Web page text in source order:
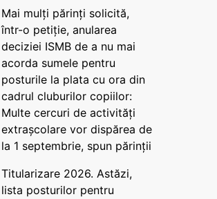
Mai mulți părinți solicită,
într-o petiție, anularea
deciziei ISMB de a nu mai
acorda sumele pentru
posturile la plata cu ora din
cadrul cluburilor copiilor:
Multe cercuri de activități
extrașcolare vor dispărea de
la 1 septembrie, spun părinții
Titularizare 2026. Astăzi,
lista posturilor pentru